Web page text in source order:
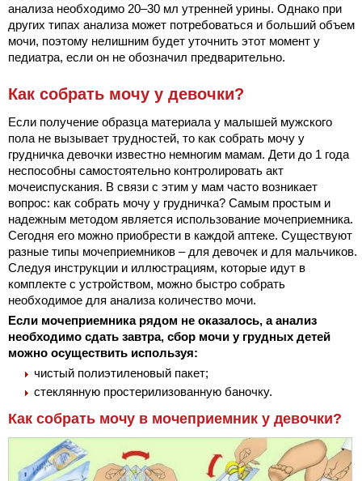
анализа необходимо 20–30 мл утренней урины. Однако при
других типах анализа может потребоваться и больший объем
мочи, поэтому нелишним будет уточнить этот момент у
педиатра, если он не обозначил предварительно.
Как собрать мочу у девочки?
Если получение образца материала у малышей мужского
пола не вызывает трудностей, то как собрать мочу у
грудничка девочки известно немногим мамам. Дети до 1 года
неспособны самостоятельно контролировать акт
мочеиспускания. В связи с этим у мам часто возникает
вопрос: как собрать мочу у грудничка? Самым простым и
надежным методом является использование мочеприемника.
Сегодня его можно приобрести в каждой аптеке. Существуют
разные типы мочеприемников – для девочек и для мальчиков.
Следуя инструкции и иллюстрациям, которые идут в
комплекте с устройством, можно быстро собрать
необходимое для анализа количество мочи.
Если мочеприемника рядом не оказалось, а анализ
необходимо сдать завтра, сбор мочи у грудных детей
можно осуществить используя:
чистый полиэтиленовый пакет;
стеклянную простерилизованную баночку.
Как собрать мочу в мочеприемник у девочки?